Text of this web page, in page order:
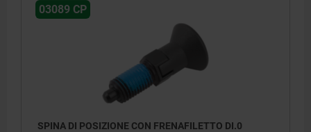
03089 CP
SPINA DI POSIZIONE CON FRENAFILETTO DI.0